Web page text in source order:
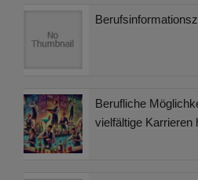
Berufliche
vielfältige Karrieren